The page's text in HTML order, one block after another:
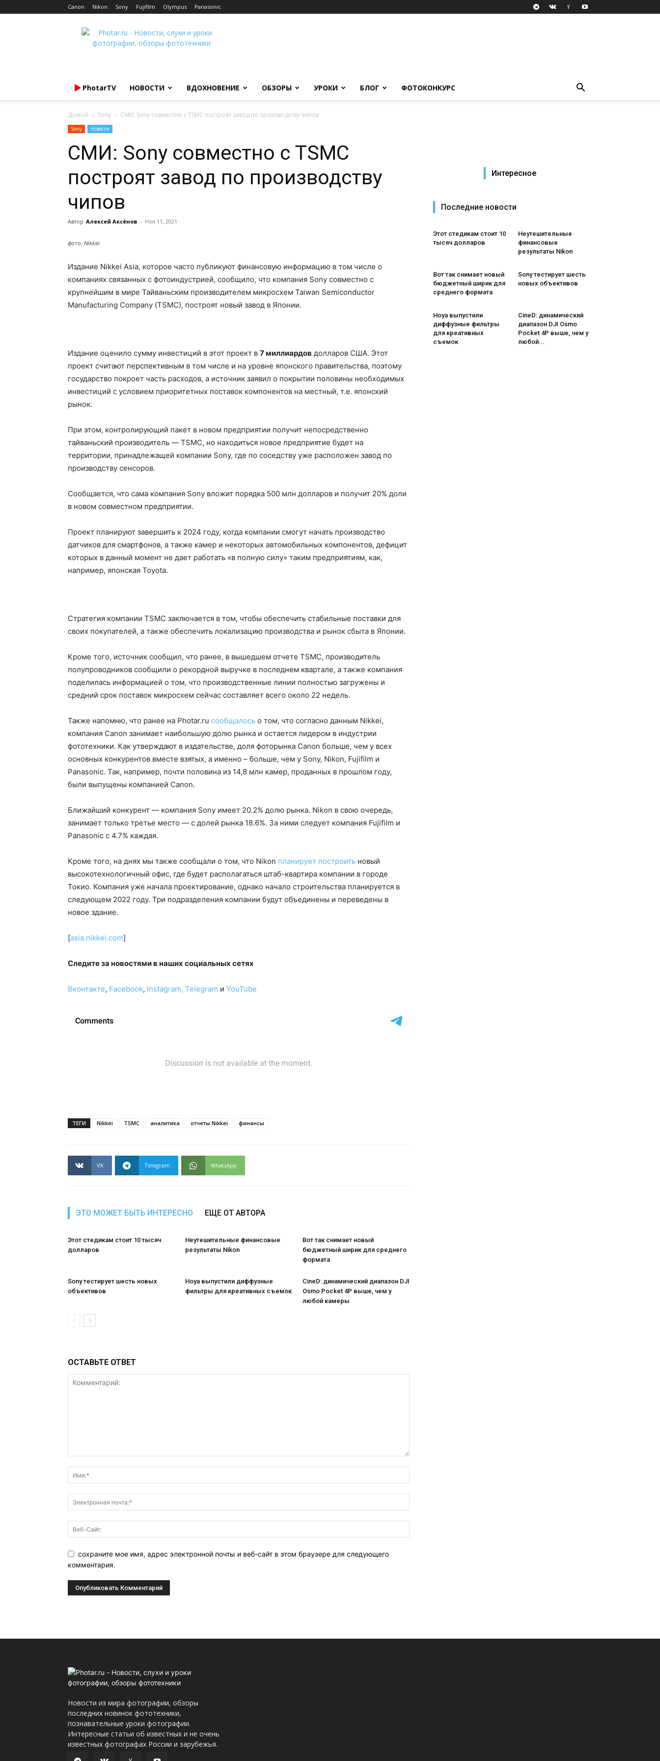
Canon Nikon Sony Fujifilm Olympus Panasonic
Photar.ru
PhotarTV НОВОСТИ ВДОХНОВЕНИЕ ОБЗОРЫ УРОКИ БЛОГ ФОТОКОНКУРС
Домой Sony СМИ: Sony совместно с TSMC построят завод по производству чипов
Sony Новости
СМИ: Sony совместно с TSMC
построят завод по производству
чипов
Автор Алексей Аксёнов - Ноя 11, 2021
фото: Nikkei
Издание Nikkei Asia, которое часто публикуют финансовую информацию в том числе о
компаниях связанных с фотоиндустрией, сообщило, что компания Sony совместно с
крупнейшим в мире Тайваньским производителем микросхем Taiwan Semiconductor
Manufacturing Company (TSMC), построят новый завод в Японии.
Издание оценило сумму инвестиций в этот проект в 7 миллиардов долларов США. Этот
проект считают перспективным в том числе и на уровне японского правительства, поэтому
государство покроет часть расходов, а источник заявил о покрытии половины необходимых
инвестиций с условием приоритетных поставок компонентов на местный, т.е. японский
рынок.
При этом, контролирующий пакет в новом предприятии получит непосредственно
тайваньский производитель — TSMC, но находиться новое предприятие будет на
территории, принадлежащей компании Sony, где по соседству уже расположен завод по
производству сенсоров.
Сообщается, что сама компания Sony вложит порядка 500 млн долларов и получит 20% доли
в новом совместном предприятии.
Проект планируют завершить к 2024 году, когда компании смогут начать производство
датчиков для смартфонов, а также камер и некоторых автомобильных компонентов, дефицит
которых в данный момент не дает работать «в полную силу» таким предприятиям, как,
например, японская Toyota.
Стратегия компании TSMC заключается в том, чтобы обеспечить стабильные поставки для
своих покупателей, а также обеспечить локализацию производства и рынок сбыта в Японии.
Кроме того, источник сообщил, что ранее, в вышедшем отчете TSMC, производитель
полупроводников сообщили о рекордной выручке в последнем квартале, а также компания
поделилась информацией о том, что производственные линии полностью загружены и
средний срок поставок микросхем сейчас составляет всего около 22 недель.
Также напомню, что ранее на Photar.ru сообщалось о том, что согласно данным Nikkei,
компания Canon занимает наибольшую долю рынка и остается лидером в индустрии
фототехники. Как утверждают в издательстве, доля фоторынка Canon больше, чем у всех
основных конкурентов вместе взятых, а именно – больше, чем у Sony, Nikon, Fujifilm и
Panasonic. Так, например, почти половина из 14,8 млн камер, проданных в прошлом году,
были выпущены компанией Canon.
Ближайший конкурент — компания Sony имеет 20.2% долю рынка. Nikon в свою очередь,
занимает только третье место — с долей рынка 18.6%. За ними следует компания Fujifilm и
Panasonic с 4.7% каждая.
Кроме того, на днях мы также сообщали о том, что Nikon планирует построить новый
высокотехнологичный офис, где будет располагаться штаб-квартира компании в городе
Токио. Компания уже начала проектирование, однако начало строительства планируется в
следующем 2022 году. Три подразделения компании будут объединены и переведены в
новое здание.
[asia.nikkei.com]
Следите за новостями в наших социальных сетях
Вконтакте, Facebook, Instagram, Telegram и YouTube
ТЕГИ Nikkei TSMC аналитика отчеты Nikkei финансы
VK Telegram WhatsApp
ЭТО МОЖЕТ БЫТЬ ИНТЕРЕСНО ЕЩЕ ОТ АВТОРА
Этот стедикам стоит 10 тысяч
долларов
Неутешительные финансовые
результаты Nikon
Вот так снимает новый
бюджетный ширик для среднего
формата
Sony тестирует шесть новых
объективов
Hoya выпустили диффузные
фильтры для креативных съемок
CineD: динамический диапазон DJI
Osmo Pocket 4P выше, чем у
любой камеры
ОСТАВЬТЕ ОТВЕТ
сохраните мое имя, адрес электронной почты и веб-сайт в этом браузере для следующего
комментария.
Интересное
Последние новости
Этот стедикам стоит 10
тысяч долларов
Неутешительные
финансовые
результаты Nikon
Вот так снимает новый
бюджетный ширик для
среднего формата
Sony тестирует шесть
новых объективов
Hoya выпустили
диффузные фильтры
для креативных
съемок
CineD: динамический
диапазон DJI Osmo
Pocket 4P выше, чем у
любой...
Новости из мира фотографии, обзоры
последних новинок фототехники,
познавательные уроки фотографии.
Интересные статьи об известных и не очень
известных фотографах России и зарубежья.